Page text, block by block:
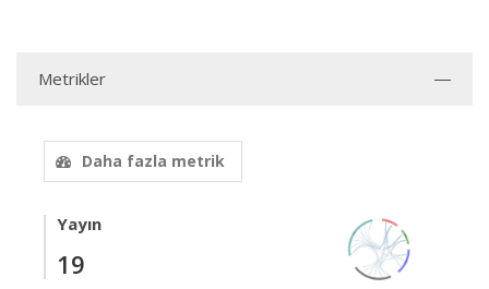
Metrikler
Daha fazla metrik
Yayın
19